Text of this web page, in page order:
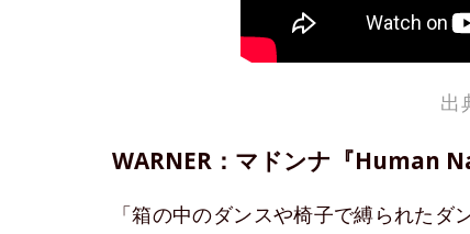
出
WARNER：マドンナ『Human
「箱の中のダンスや椅子で縛られたダ